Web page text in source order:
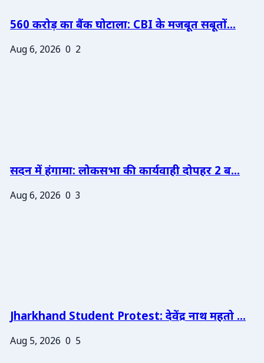
560 करोड़ का बैंक घोटाला: CBI के मजबूत सबूतों...
Aug 6, 2026 0 2
सदन में हंगामा: लोकसभा की कार्यवाही दोपहर 2 ब...
Aug 6, 2026 0 3
Jharkhand Student Protest: देवेंद्र नाथ महतो ...
Aug 5, 2026 0 5